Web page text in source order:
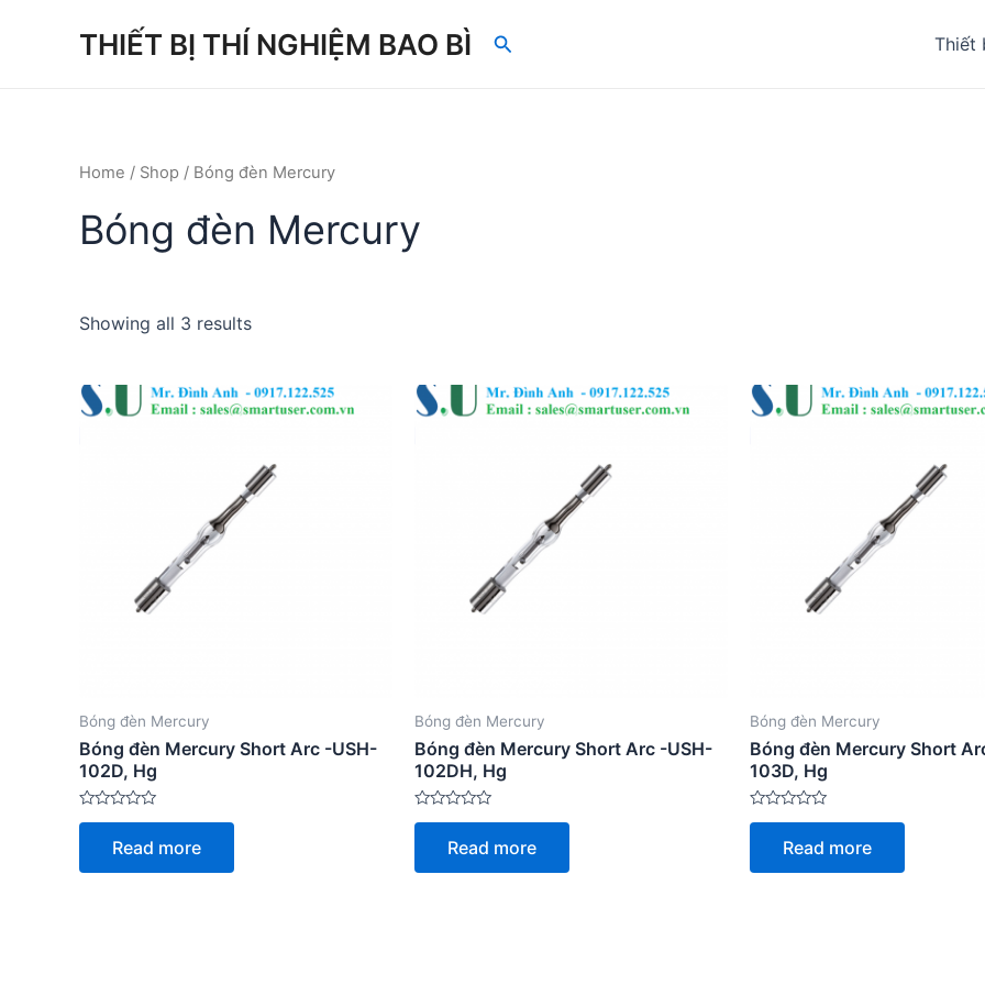
THIẾT BỊ THÍ NGHIỆM BAO BÌ Search Thiết
Home / Shop / Bóng đèn Mercury
Bóng đèn Mercury
Showing all 3 results
Bóng đèn Mercury
Bóng đèn Mercury Short Arc -USH-
102D, Hg
Rated
5
Read more
Bóng đèn Mercury
Bóng đèn Mercury Short Arc -USH-
102DH, Hg
Rated
5
Read more
Bóng đèn Mercury
Bóng đèn Mercury Short
103D, Hg
Rated
5
Read more